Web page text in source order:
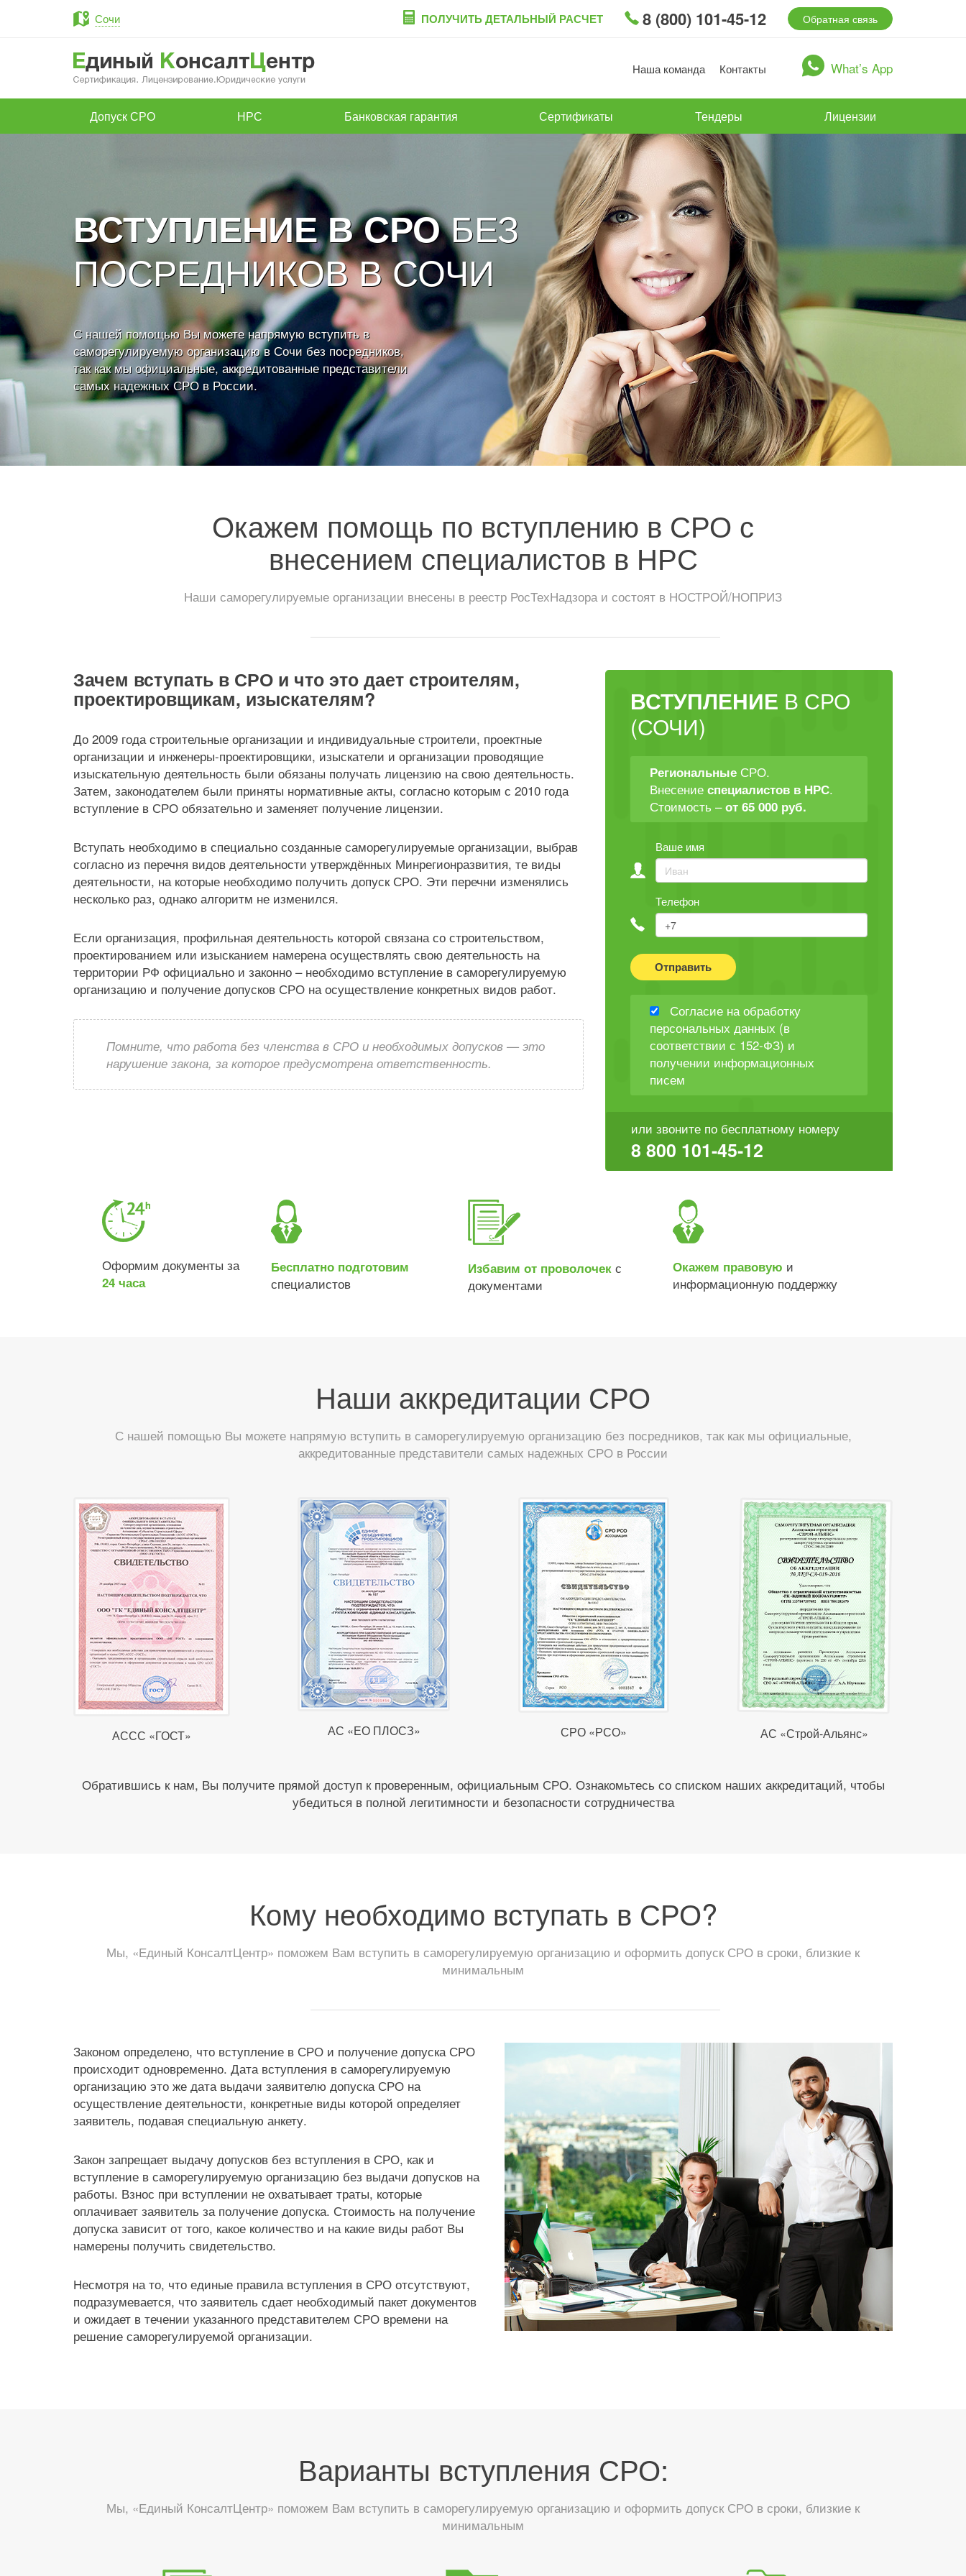
Сочи ПОЛУЧИТЬ ДЕТАЛЬНЫЙ РАСЧЕТ 8 (800) 101-45-12 Обратная связь
Наша команда Контакты What’s App
Допуск СРО НРС Банковская гарантия Сертификаты Тендеры Лицензии
ВСТУПЛЕНИЕ В СРОБЕЗ
ПОСРЕДНИКОВ В СОЧИ
С нашей помощью Вы можете напрямую вступить в
саморегулируемую организацию в Сочи без посредников,
так как мы официальные, аккредитованные представители
самых надежных СРО в России.
Окажем помощь по вступлению в СРО с
внесением специалистов в НРС
Наши саморегулируемые организации внесены в реестр РосТехНадзора и состоят в НОСТРОЙ/НОПРИЗ
Зачем вступать в СРО и что это дает строителям,
проектировщикам, изыскателям?
До 2009 года строительные организации и индивидуальные строители, проектные
организации и инженеры-проектировщики, изыскатели и организации проводящие
изыскательную деятельность были обязаны получать лицензию на свою деятельность.
Затем, законодателем были приняты нормативные акты, согласно которым с 2010 года
вступление в СРО обязательно и заменяет получение лицензии.
Вступать необходимо в специально созданные саморегулируемые организации, выбрав
согласно из перечня видов деятельности утверждённых Минрегионразвития, те виды
деятельности, на которые необходимо получить допуск СРО. Эти перечни изменялись
несколько раз, однако алгоритм не изменился.
Если организация, профильная деятельность которой связана со строительством,
проектированием или изысканием намерена осуществлять свою деятельность на
территории РФ официально и законно – необходимо вступление в саморегулируемую
организацию и получение допусков СРО на осуществление конкретных видов работ.
Помните, что работа без членства в СРО и необходимых допусков — это
нарушение закона, за которое предусмотрена ответственность.
ВСТУПЛЕНИЕ В СРО
(СОЧИ)
Региональные СРО.
Внесение специалистов в НРС.
Стоимость –от 65 000 руб.
Ваше имя
Телефон
Отправить
Согласие на обработку
персональных данных (в
соответствии с 152-ФЗ) и
получении информационных
писем
или звоните по бесплатному номеру
8 800 101-45-12
Оформим документы за
24 часа
Бесплатно подготовим
специалистов
Избавим от проволочекс
документами
Окажем правовую и
информационную поддержку
Наши аккредитации СРО
С нашей помощью Вы можете напрямую вступить в саморегулируемую организацию без посредников, так как мы официальные,
аккредитованные представители самых надежных СРО в России
АССС «ГОСТ» АС «ЕО ПЛОСЗ» СРО «РСО» АС «Строй-Альянс»
Обратившись к нам, Вы получите прямой доступ к проверенным, официальным СРО. Ознакомьтесь со списком наших аккредитаций, чтобы
убедиться в полной легитимности и безопасности сотрудничества
Кому необходимо вступать в СРО?
Мы, «Единый КонсалтЦентр» поможем Вам вступить в саморегулируемую организацию и оформить допуск СРО в сроки, близкие к
минимальным
Законом определено, что вступление в СРО и получение допуска СРО
происходит одновременно. Дата вступления в саморегулируемую
организацию это же дата выдачи заявителю допуска СРО на
осуществление деятельности, конкретные виды которой определяет
заявитель, подавая специальную анкету.
Закон запрещает выдачу допусков без вступления в СРО, как и
вступление в саморегулируемую организацию без выдачи допусков на
работы. Взнос при вступлении не охватывает траты, которые
оплачивает заявитель за получение допуска. Стоимость на получение
допуска зависит от того, какое количество и на какие виды работ Вы
намерены получить свидетельство.
Несмотря на то, что единые правила вступления в СРО отсутствуют,
подразумевается, что заявитель сдает необходимый пакет документов
и ожидает в течении указанного представителем СРО времени на
решение саморегулируемой организации.
Варианты вступления СРО:
Мы, «Единый КонсалтЦентр» поможем Вам вступить в саморегулируемую организацию и оформить допуск СРО в сроки, близкие к
минимальным